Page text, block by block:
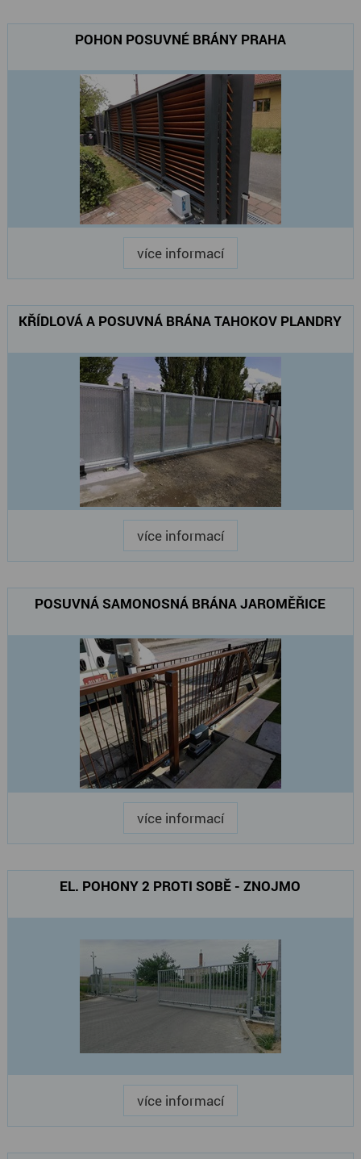
POHON POSUVNÉ BRÁNY PRAHA
více informací
KŘÍDLOVÁ A POSUVNÁ BRÁNA TAHOKOV PLANDRY
více informací
POSUVNÁ SAMONOSNÁ BRÁNA JAROMĚŘICE
více informací
EL. POHONY 2 PROTI SOBĚ - ZNOJMO
více informací